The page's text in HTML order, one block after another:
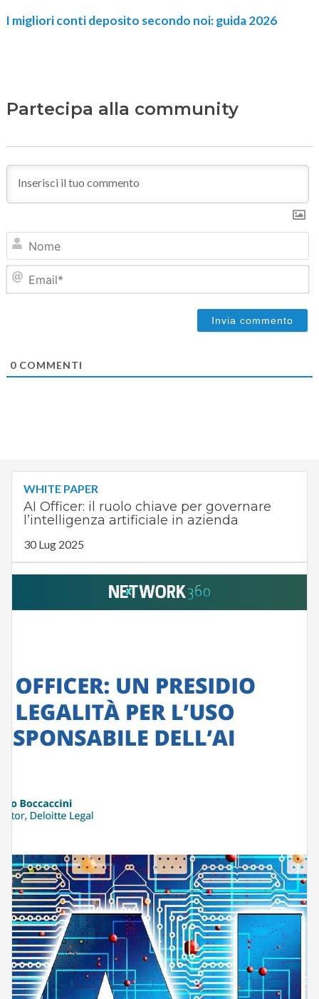
I migliori conti deposito secondo noi: guida 2026
Partecipa alla community
0COMMENTI
WHITE PAPER
AI Officer: il ruolo chiave per governare
l’intelligenza artificiale in azienda
30 Lug 2025